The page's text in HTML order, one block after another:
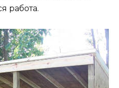
работа.